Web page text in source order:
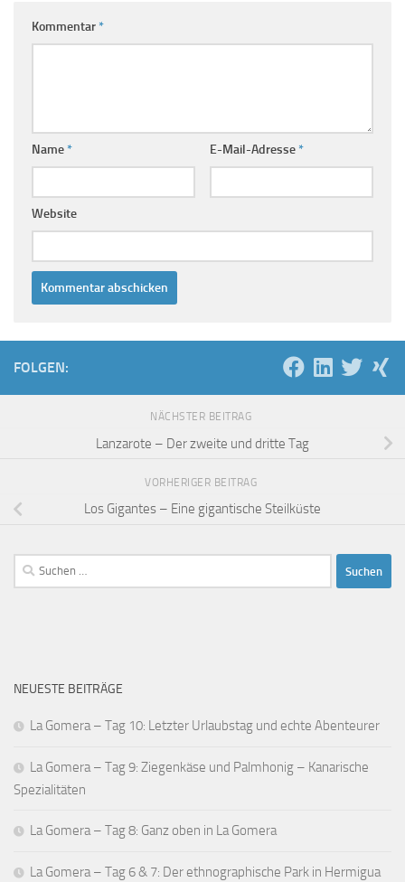
Kommentar*
Name* E-Mail-Adresse*
Website
FOLGEN:
NÄCHSTER BEITRAG
Lanzarote – Der zweite und dritte Tag
VORHERIGER BEITRAG
Los Gigantes – Eine gigantische Steilküste
Suchen
nach:
NEUESTE BEITRÄGE
La Gomera – Tag 10: Letzter Urlaubstag und echte Abenteurer
La Gomera – Tag 9: Ziegenkäse und Palmhonig – Kanarische
Spezialitäten
La Gomera – Tag 8: Ganz oben in La Gomera
La Gomera – Tag 6 & 7: Der ethnographische Park in Hermigua